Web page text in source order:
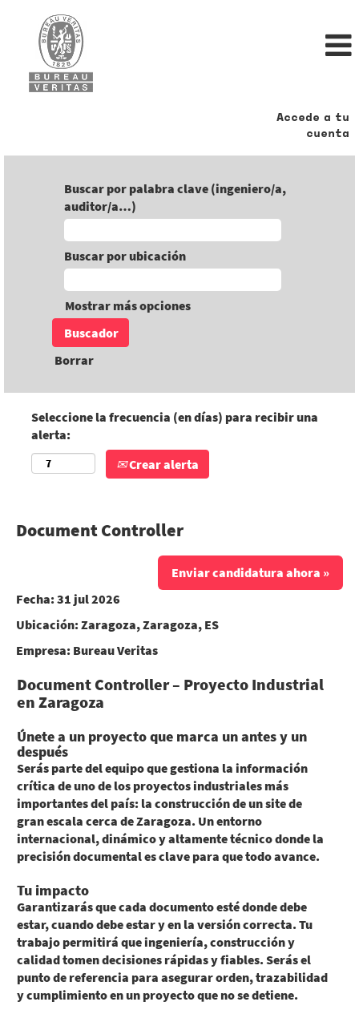
Accede a tu
cuenta
Buscar por palabra clave (ingeniero/a,
auditor/a…)
Buscar por ubicación
Mostrar más opciones
Borrar
Seleccione la frecuencia (en días) para recibir una
alerta:
Crear alerta
Document Controller
Enviar candidatura ahora »
Fecha: 31 jul 2026
Ubicación: Zaragoza, Zaragoza, ES
Empresa: Bureau Veritas
Document Controller – Proyecto Industrial
en Zaragoza
Únete a un proyecto que marca un antes y un
después
Serás parte del equipo que gestiona la información
crítica de uno de los proyectos industriales más
importantes del país: la construcción de un site de
gran escala cerca de Zaragoza. Un entorno
internacional, dinámico y altamente técnico donde la
precisión documental es clave para que todo avance.
Tu impacto
Garantizarás que cada documento esté donde debe
estar, cuando debe estar y en la versión correcta. Tu
trabajo permitirá que ingeniería, construcción y
calidad tomen decisiones rápidas y fiables. Serás el
punto de referencia para asegurar orden, trazabilidad
y cumplimiento en un proyecto que no se detiene.